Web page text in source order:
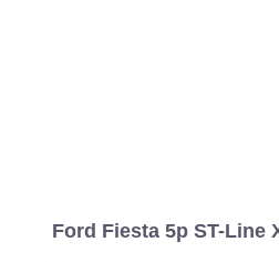
Ford Fiesta 5p ST-Line